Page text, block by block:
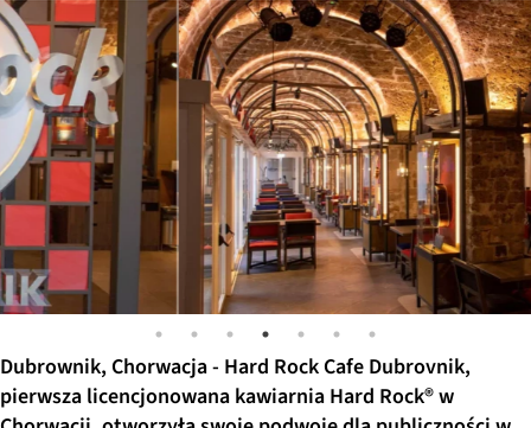
Dubrownik, Chorwacja - Hard Rock Cafe Dubrovnik,
pierwsza licencjonowana kawiarnia Hard Rock® w